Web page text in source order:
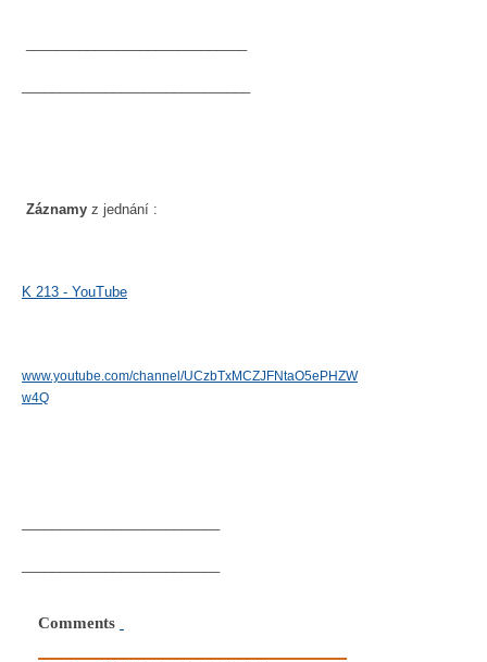
Záznamy z jednání :
K 213 - YouTube
www.youtube.com/channel/UCzbTxMCZJFNtaO5ePHZW
w4Q
Comments